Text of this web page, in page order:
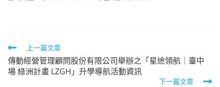
Read
more
articles
上一篇文章
傳動經營管理顧問股份有限公司舉辦之「星途領航｜臺中
場 綠洲計畫 LZGH」升學導航活動資訊
下一篇文章